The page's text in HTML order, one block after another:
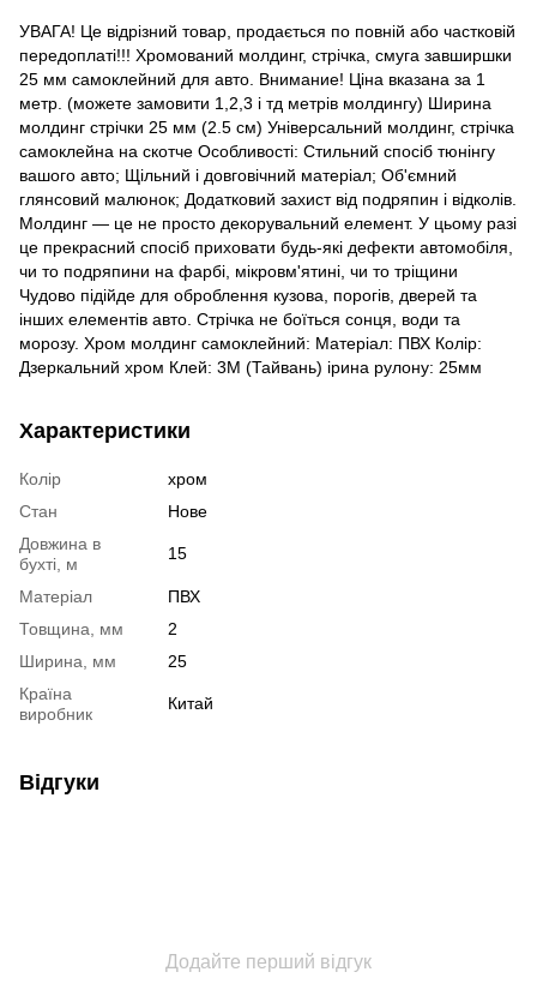
УВАГА! Це відрізний товар, продається по повній або частковій
передоплаті!!! Хромований молдинг, стрічка, смуга завширшки
25 мм самоклейний для авто. Внимание! Ціна вказана за 1
метр. (можете замовити 1,2,3 і тд метрів молдингу) Ширина
молдинг стрічки 25 мм (2.5 см) Універсальний молдинг, стрічка
самоклейна на скотче Особливості: Стильний спосіб тюнінгу
вашого авто; Щільний і довговічний матеріал; Об'ємний
глянсовий малюнок; Додатковий захист від подряпин і відколів.
Молдинг — це не просто декорувальний елемент. У цьому разі
це прекрасний спосіб приховати будь-які дефекти автомобіля,
чи то подряпини на фарбі, мікровм'ятині, чи то тріщини
Чудово підійде для оброблення кузова, порогів, дверей та
інших елементів авто. Стрічка не боїться сонця, води та
морозу. Хром молдинг самоклейний: Матеріал: ПВХ Колір:
Дзеркальний хром Клей: 3М (Тайвань) ірина рулону: 25мм
Характеристики
Колір
хром
Стан
Нове
Довжина в
бухті, м
15
Матеріал
ПВХ
Товщина, мм
2
Ширина, мм
25
Країна
виробник
Китай
Відгуки
Додайте перший відгук